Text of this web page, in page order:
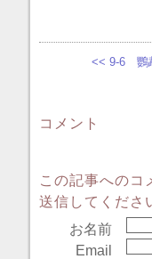
<< 9-6 鸚
コメント
この記事へのコ
送信してくださ
お名前
Email